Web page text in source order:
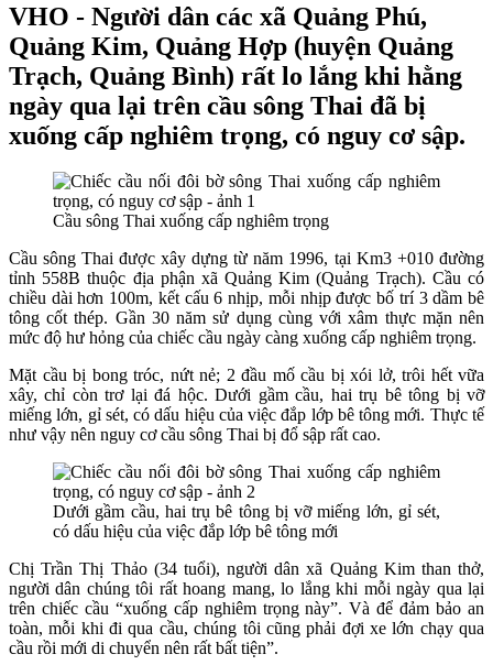
VHO - Người dân các xã Quảng Phú,
Quảng Kim, Quảng Hợp (huyện Quảng
Trạch, Quảng Bình) rất lo lắng khi hằng
ngày qua lại trên cầu sông Thai đã bị
xuống cấp nghiêm trọng, có nguy cơ sập.
Cầu sông Thai xuống cấp nghiêm trọng
Cầu sông Thai được xây dựng từ năm 1996, tại Km3 +010 đường
tỉnh 558B thuộc địa phận xã Quảng Kim (Quảng Trạch). Cầu có
chiều dài hơn 100m, kết cấu 6 nhịp, mỗi nhịp được bố trí 3 dầm bê
tông cốt thép. Gần 30 năm sử dụng cùng với xâm thực mặn nên
mức độ hư hỏng của chiếc cầu ngày càng xuống cấp nghiêm trọng.
Mặt cầu bị bong tróc, nứt nẻ; 2 đầu mố cầu bị xói lở, trôi hết vữa
xây, chỉ còn trơ lại đá hộc. Dưới gầm cầu, hai trụ bê tông bị vỡ
miếng lớn, gỉ sét, có dấu hiệu của việc đắp lớp bê tông mới. Thực tế
như vậy nên nguy cơ cầu sông Thai bị đổ sập rất cao.
Dưới gầm cầu, hai trụ bê tông bị vỡ miếng lớn, gỉ sét,
có dấu hiệu của việc đắp lớp bê tông mới
Chị Trần Thị Thảo (34 tuổi), người dân xã Quảng Kim than thở,
người dân chúng tôi rất hoang mang, lo lắng khi mỗi ngày qua lại
trên chiếc cầu “xuống cấp nghiêm trọng này”. Và để đảm bảo an
toàn, mỗi khi đi qua cầu, chúng tôi cũng phải đợi xe lớn chạy qua
cầu rồi mới di chuyển nên rất bất tiện”.